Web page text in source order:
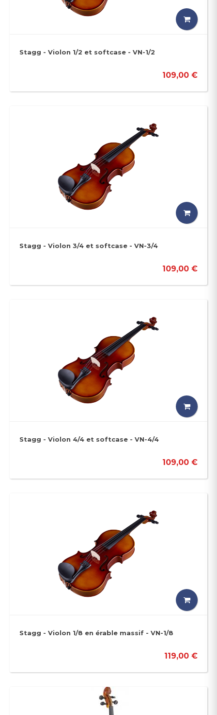
Stagg - Violon 1/2 et softcase - VN-1/2
109,00 €
Stagg - Violon 3/4 et softcase - VN-3/4
109,00 €
Stagg - Violon 4/4 et softcase - VN-4/4
109,00 €
Stagg - Violon 1/8 en érable massif - VN-1/8
119,00 €